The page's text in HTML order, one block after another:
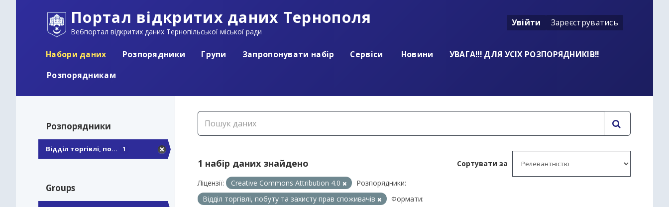
Портал відкритих даних Тернополя
Вебпортал відкритих даних Тернопільської міської ради
Увійти Зареєструватись
Набори даних Розпорядники Групи Запропонувати набір Сервіси Новини
УВАГА!!! ДЛЯ УСІХ РОЗПОРЯДНИКІВ!!
Розпорядникам
Розпорядники
Відділ торгівлі, по... 1
Groups
Сортувати за
1 набір даних знайдено
Ліцензії: Creative Commons Attribution 4.0
Розпорядники:
Відділ торгівлі, побуту та захисту прав споживачів
Формати: